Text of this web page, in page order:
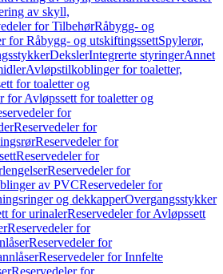
av skyll,
for TilbehørRåbygg- og
for Råbygg- og utskiftingssettSpylerør,
DekslerIntegrerte styringerAnnet
Avløpstilkoblinger for toaletter,
for toaletter og
for Avløpssett for toaletter og
for
Reservedeler for
Reservedeler for
Reservedeler for
Reservedeler for
av PVCReservedeler for
og dekkapperOvergangsstykker
for urinalerReservedeler for Avløpssett
Reservedeler for
Reservedeler for
Reservedeler for Innfelte
Reservedeler for